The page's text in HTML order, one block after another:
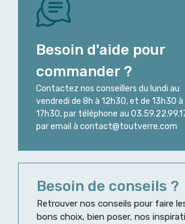
Besoin d'aide pour
commander ?
Contactez nos conseillers du lundi au
vendredi de 8h à 12h30, et de 13h30 à
17h30, par téléphone au
par email à contact@toutverre.com
Besoin de conseils ?
Retrouver nos conseils pour faire
bons choix, bien poser, nos